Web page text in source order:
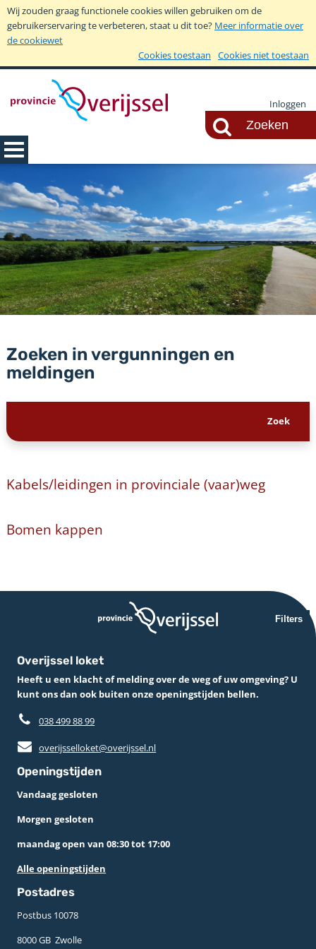
Wij zouden graag functionele cookies willen gebruiken om de
gebruikerservaring te verbeteren, staat u dit toe? Meer informatie over
de cookiewet
Cookies toestaan
Cookies niet toestaan
Inloggen
Zoeken in vergunningen en
meldingen
Kabels/leidingen in provinciale (vaar)weg
Bomen kappen
Filters
Overijssel loket
Heeft u een klacht of melding over de weg of uw omgeving? U
kunt ons dan ook buiten onze openingstijden bellen.
038 499 88 99
overijsselloket@overijssel.nl
Openingstijden
Vandaag gesloten
Morgen gesloten
maandag open van 08:30 tot 17:00
Alle openingstijden
Postadres
Postbus 10078 ­
8000 GB ­ Zwolle